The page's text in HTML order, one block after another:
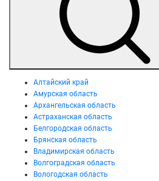
Алтайский край
Амурская область
Архангельская область
Астраханская область
Белгородская область
Брянская область
Владимирская область
Волгоградская область
Вологодская область